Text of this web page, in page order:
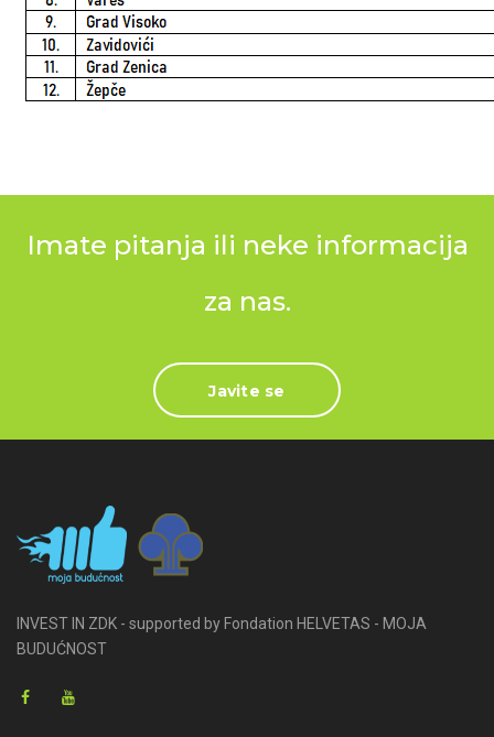
Imate pitanja ili neke informacija
za nas.
Javite se
INVEST IN ZDK - supported by Fondation HELVETAS - MOJA
BUDUĆNOST